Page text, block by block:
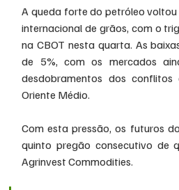
A queda forte do petróleo
internacional de grãos, com o
na CBOT nesta quarta. As
de 5%, com os mercados
desdobramentos dos
Oriente Médio.
Com esta pressão, os futuros
quinto pregão consecutivo de
Agrinvest Commodities.